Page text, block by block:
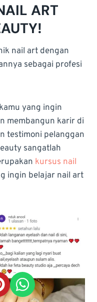
ART
nail art dengan
sebagai profesi
yang ingin
membangun karir di
testimoni pelanggan
sangatlah
kursus nail
ingin belajar nail art